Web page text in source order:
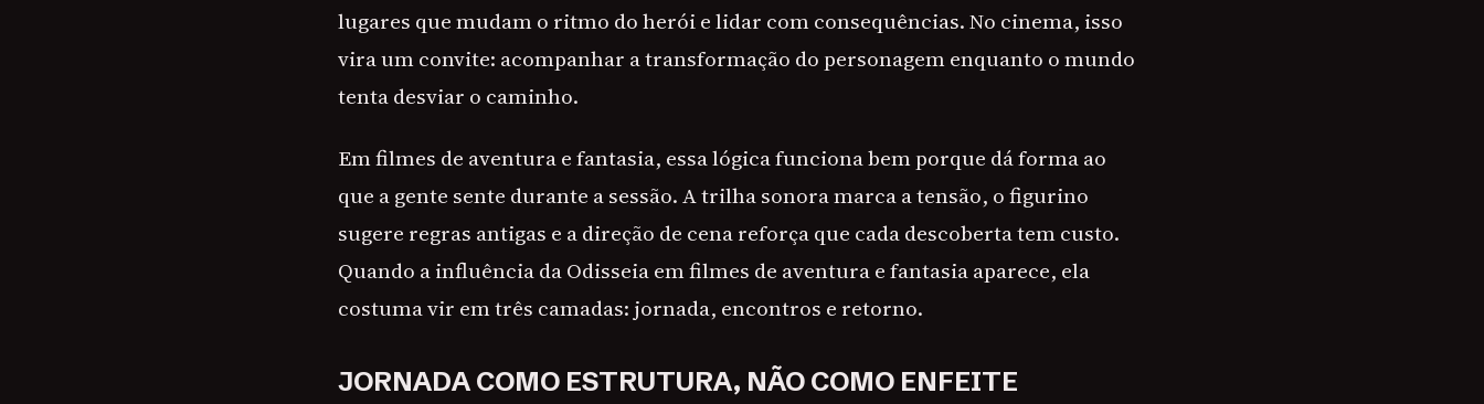
lugares que mudam o ritmo do herói e lidar com consequências. No cinema, isso
vira um convite: acompanhar a transformação do personagem enquanto o mundo
tenta desviar o caminho.
Em filmes de aventura e fantasia, essa lógica funciona bem porque dá forma ao
que a gente sente durante a sessão. A trilha sonora marca a tensão, o figurino
sugere regras antigas e a direção de cena reforça que cada descoberta tem custo.
Quando a influência da Odisseia em filmes de aventura e fantasia aparece, ela
costuma vir em três camadas: jornada, encontros e retorno.
JORNADA COMO ESTRUTURA, NÃO COMO ENFEITE